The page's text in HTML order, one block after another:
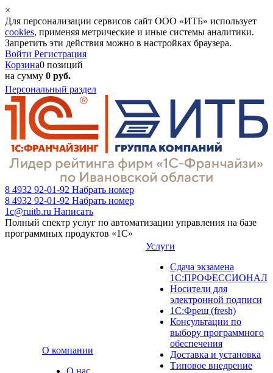
×
Для персонализации сервисов сайт ООО «ИТБ» использует
cookies, применяя метрические и иные системы аналитики.
Запретить эти действия можно в настройках браузера.
Войти Регистрация
Корзина0 позиций
на сумму 0 руб.
Персональный раздел
8 4932 92-01-92 Набрать номер
8 4932 92-01-92 Набрать номер
1c@ruitb.ru Написать
Полный спектр услуг по автоматизации управления на базе
программных продуктов «1С»
О компании
О нас
Услуги
Сдача экзамена
1С:ПРОФЕССИОНАЛ
Носители для
электронной подписи
1С:Фреш (fresh)
Консультации по
выбору программного
обеспечения
Доставка и установка
Типовое внедрение